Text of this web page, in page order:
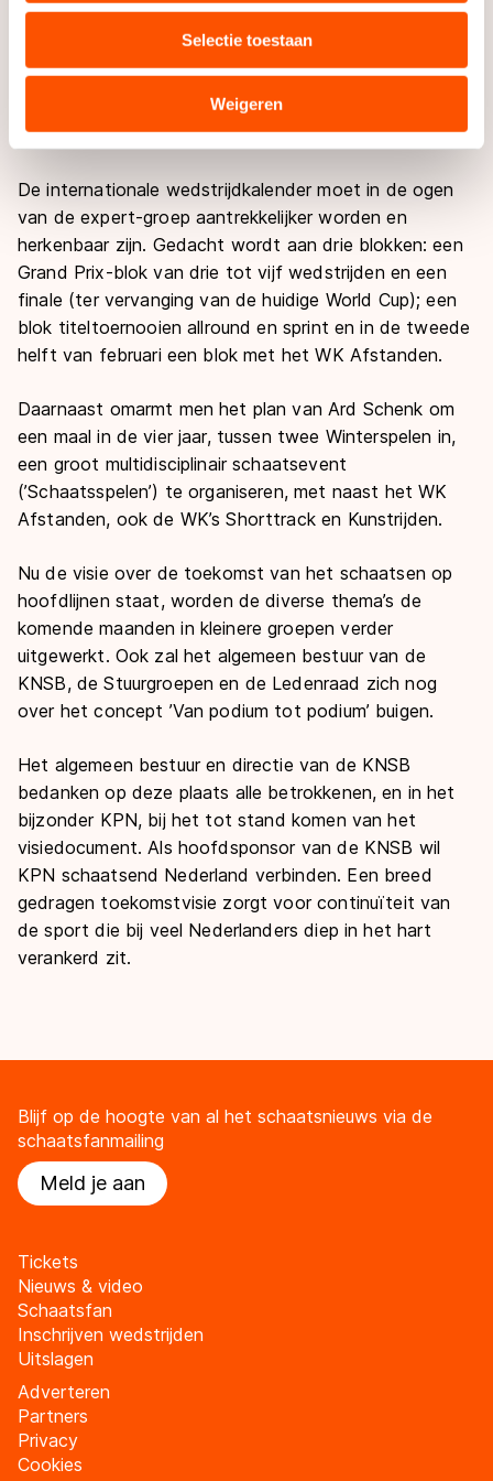
combineren met andere gegevens die u aan hen heeft
verstrekt of die zij hebben verzameld via hun services.
Sommige partners kunnen gegevens doorgeven aan
landen buiten de EU, zoals de VS, waar mogelijk geen
adequaat beschermingsniveau geldt volgens de GDPR.
Door op ‘Toestaan’ te klikken, stemt u in met deze
overdracht. Meer informatie vindt u in ons
cookiebeleid
Selectie toestaan
Weigeren
toekomst op meerdere ’podia’ waar het schaatsen
wordt beoefend (natuurijs, kunstijsbanen, mobiele
ijsbanen, het nieuwe ’Thialf’, het internationale circuit
en inline-skaten) actief zullen zijn.
De internationale wedstrijdkalender moet in de ogen
van de expert-groep aantrekkelijker worden en
herkenbaar zijn. Gedacht wordt aan drie blokken: een
Grand Prix-blok van drie tot vijf wedstrijden en een
finale (ter vervanging van de huidige World Cup); een
blok titeltoernooien allround en sprint en in de tweede
helft van februari een blok met het WK Afstanden.
Daarnaast omarmt men het plan van Ard Schenk om
een maal in de vier jaar, tussen twee Winterspelen in,
een groot multidisciplinair schaatsevent
(’Schaatsspelen’) te organiseren, met naast het WK
Afstanden, ook de WK’s Shorttrack en Kunstrijden.
Nu de visie over de toekomst van het schaatsen op
hoofdlijnen staat, worden de diverse thema’s de
komende maanden in kleinere groepen verder
uitgewerkt. Ook zal het algemeen bestuur van de
KNSB, de Stuurgroepen en de Ledenraad zich nog
over het concept ’Van podium tot podium’ buigen.
Het algemeen bestuur en directie van de KNSB
bedanken op deze plaats alle betrokkenen, en in het
bijzonder KPN, bij het tot stand komen van het
visiedocument. Als hoofdsponsor van de KNSB wil
KPN schaatsend Nederland verbinden. Een breed
gedragen toekomstvisie zorgt voor continuïteit van
de sport die bij veel Nederlanders diep in het hart
verankerd zit.
Blijf op de hoogte van al het schaatsnieuws via de
schaatsfanmailing
Meld je aan
Tickets
Nieuws & video
Schaatsfan
Inschrijven wedstrijden
Uitslagen
Adverteren
Partners
Privacy
Cookies